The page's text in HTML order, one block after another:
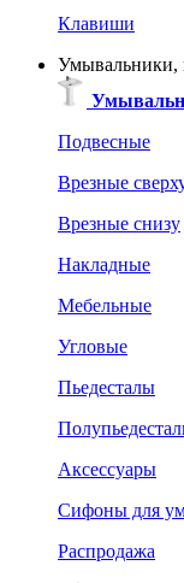
Клавиши
Умывальники,
Подвесные
Врезные
Врезные снизу
Накладные
Мебельные
Угловые
Пьедесталы
Аксессуары
Сифоны для
Распродажа